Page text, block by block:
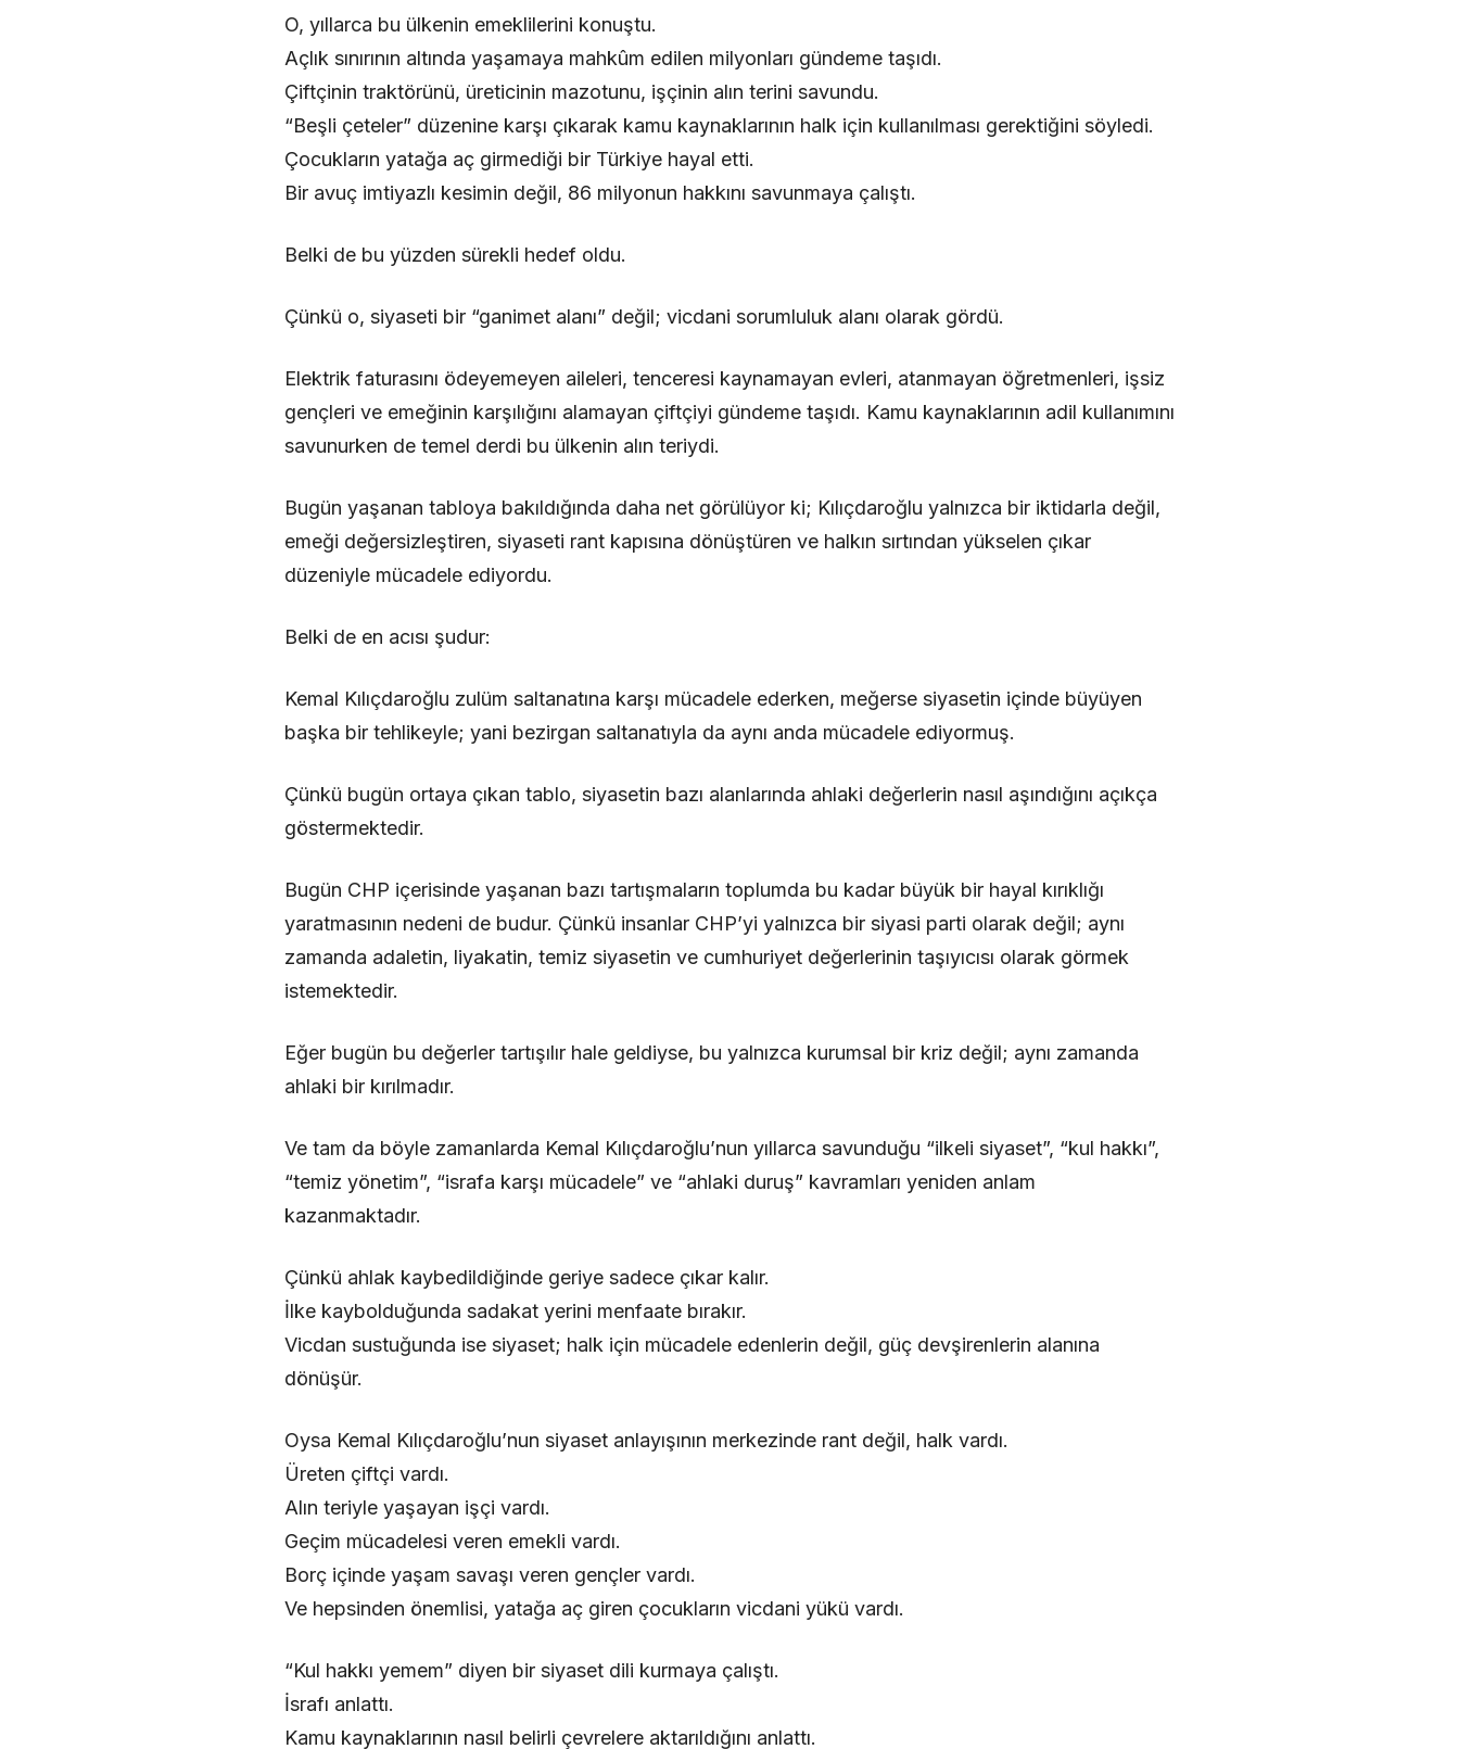
O, yıllarca bu ülkenin emeklilerini konuştu.
Açlık sınırının altında yaşamaya mahkûm edilen milyonları gündeme taşıdı.
Çiftçinin traktörünü, üreticinin mazotunu, işçinin alın terini savundu.
“Beşli çeteler” düzenine karşı çıkarak kamu kaynaklarının halk için kullanılması gerektiğini söyledi.
Çocukların yatağa aç girmediği bir Türkiye hayal etti.
Bir avuç imtiyazlı kesimin değil, 86 milyonun hakkını savunmaya çalıştı.
Belki de bu yüzden sürekli hedef oldu.
Çünkü o, siyaseti bir “ganimet alanı” değil; vicdani sorumluluk alanı olarak gördü.
Elektrik faturasını ödeyemeyen aileleri, tenceresi kaynamayan evleri, atanmayan öğretmenleri, işsiz
gençleri ve emeğinin karşılığını alamayan çiftçiyi gündeme taşıdı. Kamu kaynaklarının adil kullanımını
savunurken de temel derdi bu ülkenin alın teriydi.
Bugün yaşanan tabloya bakıldığında daha net görülüyor ki; Kılıçdaroğlu yalnızca bir iktidarla değil,
emeği değersizleştiren, siyaseti rant kapısına dönüştüren ve halkın sırtından yükselen çıkar
düzeniyle mücadele ediyordu.
Belki de en acısı şudur:
Kemal Kılıçdaroğlu zulüm saltanatına karşı mücadele ederken, meğerse siyasetin içinde büyüyen
başka bir tehlikeyle; yani bezirgan saltanatıyla da aynı anda mücadele ediyormuş.
Çünkü bugün ortaya çıkan tablo, siyasetin bazı alanlarında ahlaki değerlerin nasıl aşındığını açıkça
göstermektedir.
Bugün CHP içerisinde yaşanan bazı tartışmaların toplumda bu kadar büyük bir hayal kırıklığı
yaratmasının nedeni de budur. Çünkü insanlar CHP’yi yalnızca bir siyasi parti olarak değil; aynı
zamanda adaletin, liyakatin, temiz siyasetin ve cumhuriyet değerlerinin taşıyıcısı olarak görmek
istemektedir.
Eğer bugün bu değerler tartışılır hale geldiyse, bu yalnızca kurumsal bir kriz değil; aynı zamanda
ahlaki bir kırılmadır.
Ve tam da böyle zamanlarda Kemal Kılıçdaroğlu’nun yıllarca savunduğu “ilkeli siyaset”, “kul hakkı”,
“temiz yönetim”, “israfa karşı mücadele” ve “ahlaki duruş” kavramları yeniden anlam
kazanmaktadır.
Çünkü ahlak kaybedildiğinde geriye sadece çıkar kalır.
İlke kaybolduğunda sadakat yerini menfaate bırakır.
Vicdan sustuğunda ise siyaset; halk için mücadele edenlerin değil, güç devşirenlerin alanına
dönüşür.
Oysa Kemal Kılıçdaroğlu’nun siyaset anlayışının merkezinde rant değil, halk vardı.
Üreten çiftçi vardı.
Alın teriyle yaşayan işçi vardı.
Geçim mücadelesi veren emekli vardı.
Borç içinde yaşam savaşı veren gençler vardı.
Ve hepsinden önemlisi, yatağa aç giren çocukların vicdani yükü vardı.
“Kul hakkı yemem” diyen bir siyaset dili kurmaya çalıştı.
İsrafı anlattı.
Kamu kaynaklarının nasıl belirli çevrelere aktarıldığını anlattı.